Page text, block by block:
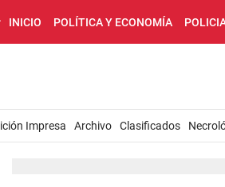
INICIO POLÍTICA Y ECONOMÍA
Impresa Archivo Clasificados